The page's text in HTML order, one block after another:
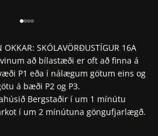
Fara í 1
Fara í 2
Fara í 3
Fara í 4
OKKAR: SKÓLAVÖRÐUSTÍGUR 16A
að bílastæði er oft að finna á
P1 eða í nálægum götum eins og
á bæði P2 og P3.
Bergstaðir í um 1 mínútu
í um 2 mínútuna göngufjarlægð.
í Google Maps